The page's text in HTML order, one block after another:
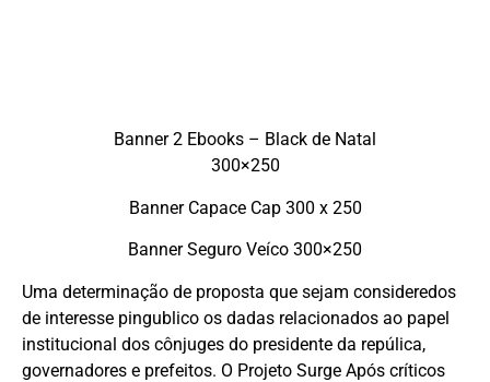
Banner 2 Ebooks – Black de Natal
300×250
Banner Capace Cap 300 x 250
Banner Seguro Veíco 300×250
Uma determinação de proposta que sejam consideredos
de interesse pingublico os dadas relacionados ao papel
institucional dos cônjuges do presidente da repúlica,
governadores e prefeitos. O Projeto Surge Após críticos